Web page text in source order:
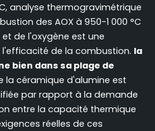
analyse thermogravimétrique
des AOX à 950-1 000 °C
de l'oxygène est une
de la combustion. la
bien dans sa plage de
la céramique d'alumine est
par rapport à la demande
entre la capacité thermique
réelles de ces